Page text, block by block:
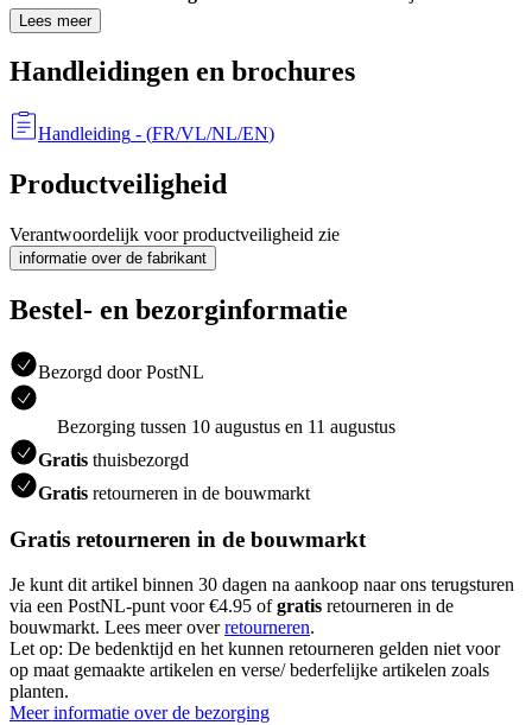
Lees meer
Handleidingen en brochures
Handleiding - (FR/VL/NL/EN)
Productveiligheid
Verantwoordelijk voor productveiligheid zie
informatie over de fabrikant
Bestel- en bezorginformatie
Bezorgd door PostNL
Bezorging tussen 10 augustus en 11 augustus
Gratis thuisbezorgd
Gratis retourneren in de bouwmarkt
Gratis retourneren in de bouwmarkt
Je kunt dit artikel binnen 30 dagen na aankoop naar ons terugsturen
via een PostNL-punt voor €4.95 ofgratis retourneren in de
bouwmarkt. Lees meer overretourneren.
Let op: De bedenktijd en het kunnen retourneren gelden niet voor
op maat gemaakte artikelen en verse/ bederfelijke artikelen zoals
planten.
Meer informatie over de bezorging